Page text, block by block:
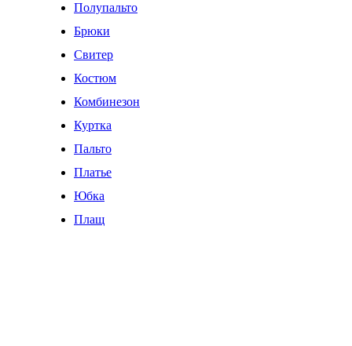
Полупальто
Брюки
Свитер
Костюм
Комбинезон
Куртка
Пальто
Платье
Юбка
Плащ